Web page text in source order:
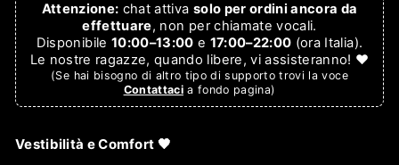
Attenzione: chat attiva solo per ordini ancora da
effettuare, non per chiamate vocali.
Disponibile 10:00–13:00 e 17:00–22:00 (ora Italia).
Le nostre ragazze, quando libere, vi assisteranno! ❤️
(Se hai bisogno di altro tipo di supporto trovi la voce
Contattacia fondo pagina)
Vestibilità e Comfort 🖤